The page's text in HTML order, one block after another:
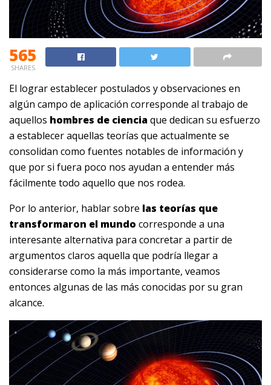
565
SHARES
El lograr establecer postulados y observaciones en
algún campo de aplicación corresponde al trabajo de
aquellos hombres de cienciaque dedican su esfuerzo
a establecer aquellas teorías que actualmente se
consolidan como fuentes notables de información y
que por si fuera poco nos ayudan a entender más
fácilmente todo aquello que nos rodea.
Por lo anterior, hablar sobre las teorías que
transformaron el mundo corresponde a una
interesante alternativa para concretar a partir de
argumentos claros aquella que podría llegar a
considerarse como la más importante, veamos
entonces algunas de las más conocidas por su gran
alcance.